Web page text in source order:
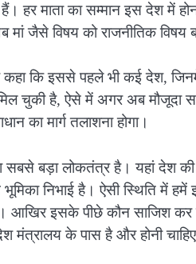
माता का सम्मान इस देश में होना
जैसे विषय को राजनीतिक विषय
कहा कि इससे पहले भी कई देश,
चुकी है, ऐसे में अगर अब मौजूदा
का मार्ग तलाशना होगा।
सबसे बड़ा लोकतंत्र है। यहां देश
निभाई है। ऐसी स्थिति में हमें
आखिर इसके पीछे कौन साजिश कर
मंत्रालय के पास है और होनी